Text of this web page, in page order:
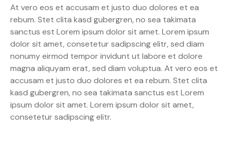
At vero eos et accusam et justo duo dolores et ea
rebum. Stet clita kasd gubergren, no sea takimata
sanctus est Lorem ipsum dolor sit amet. Lorem ipsum
dolor sit amet, consetetur sadipscing elitr, sed diam
nonumy eirmod tempor invidunt ut labore et dolore
magna aliquyam erat, sed diam voluptua. At vero eos et
accusam et justo duo dolores et ea rebum. Stet clita
kasd gubergren, no sea takimata sanctus est Lorem
ipsum dolor sit amet. Lorem ipsum dolor sit amet,
consetetur sadipscing elitr.